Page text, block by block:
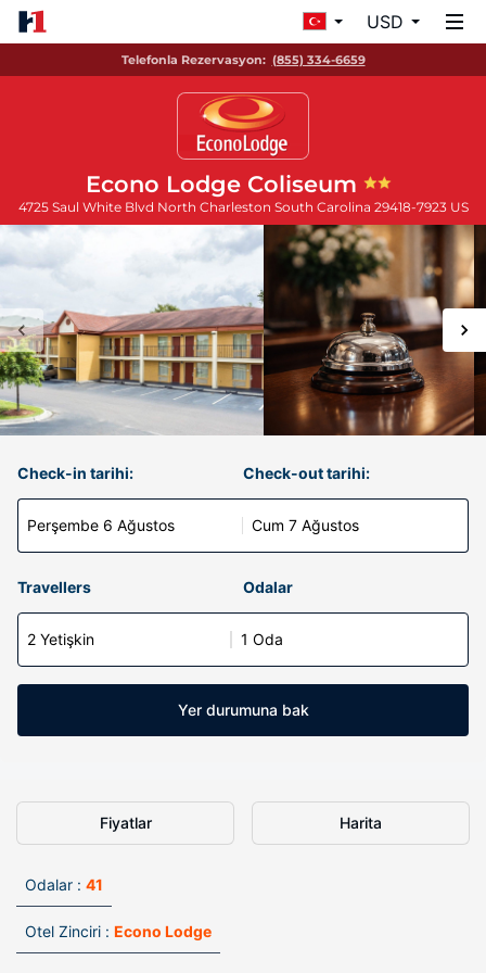
USD
Telefonla Rezervasyon: (855) 334-6659
Econo Lodge Coliseum
4725 Saul White Blvd North Charleston South Carolina 29418-7923 US
Check-in tarihi:
Perşembe 6 Ağustos
Check-out tarihi:
Cum 7 Ağustos
Travellers Odalar
2 Yetişkin 1 Oda
Yer durumuna bak
Fiyatlar Harita
Odalar : 41
Otel Zinciri : Econo Lodge